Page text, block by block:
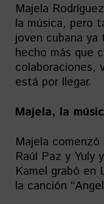
Majela
la música, pero
joven cubana ya
hecho más que
colaboraciones,
está por llegar.
Majela, la
Majela
Raúl Paz y Yuly
Kamel grabó en
la canción